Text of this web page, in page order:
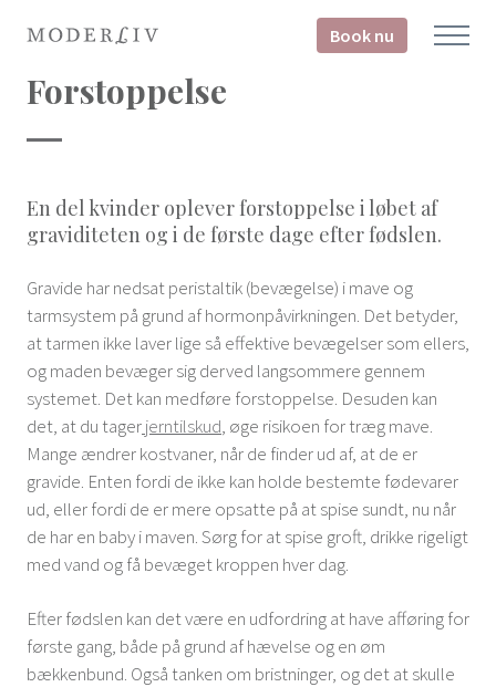
Book nu
Forstoppelse
En del kvinder oplever forstoppelse i løbet af
graviditeten og i de første dage efter fødslen.
Gravide har nedsat peristaltik (bevægelse) i mave og
tarmsystem på grund af hormonpåvirkningen. Det betyder,
at tarmen ikke laver lige så effektive bevægelser som ellers,
og maden bevæger sig derved langsommere gennem
systemet. Det kan medføre forstoppelse. Desuden kan
det, at du tagerjerntilskud, øge risikoen for træg mave.
Mange ændrer kostvaner, når de finder ud af, at de er
gravide. Enten fordi de ikke kan holde bestemte fødevarer
ud, eller fordi de er mere opsatte på at spise sundt, nu når
de har en baby i maven. Sørg for at spise groft, drikke rigeligt
med vand og få bevæget kroppen hver dag.
Efter fødslen kan det være en udfordring at have afføring for
første gang, både på grund af hævelse og en øm
bækkenbund. Også tanken om bristninger, og det at skulle